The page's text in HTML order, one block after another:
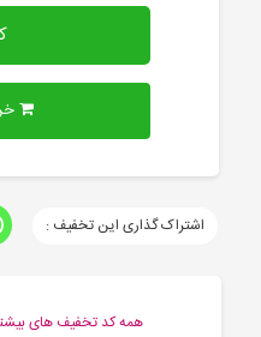
اشتراک گذاری این تخفیف :
همه کد تخفیف های